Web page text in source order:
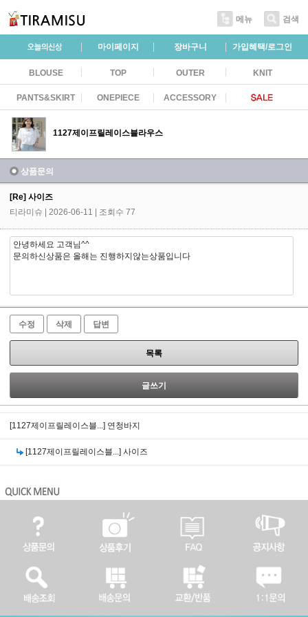
메뉴 검색
마이페이지 장바구니 가입혜택/로그인
BLOUSE TOP OUTER KNIT
PANTS&SKIRT ONEPIECE ACCESSORY
1127제이프릴레이스블라우스
상품문의
[Re] 사이즈
티라미슈 | 2026-06-11 | 조회수 77
안녕하세요 고객님^^
문의하신상품은 올해는 진행하지않는상품입니다
수정 삭제 답변
목록
글쓰기
[1127제이프릴레이스블...] 연청바지
[1127제이프릴레이스블...] 사이즈